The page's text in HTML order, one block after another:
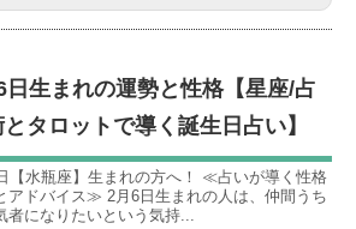
日生まれの運勢と性格【星座/占
タロットで導く誕生日占い】
【水瓶座】生まれの方へ！ ≪占いが導く性格
アドバイス≫ 2月6日生まれの人は、仲間うち
者になりたいという気持...